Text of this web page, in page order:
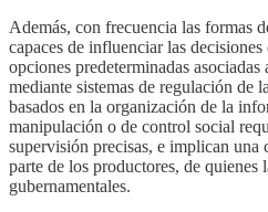
Además, con frecuencia las formas
capaces de influenciar las
opciones predeterminadas
mediante sistemas de regulación de
basados en la organización de la
manipulación o de control social
supervisión precisas, e implican una
parte de los productores, de quienes
gubernamentales.